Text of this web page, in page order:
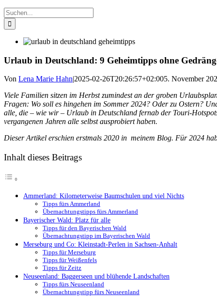
Suche
nach:
Urlaub in Deutschland: 9 Geheimtipps ohne
Von Lena Marie Hahn|2025-02-26T20:26:57+02:005. November
Viele Familien sitzen im Herbst zumindest an der groben
Fragen: Wo soll es hingehen im Sommer 2024? Oder zu Ostern?
alle, die – wie wir – Urlaub in Deutschland fernab der Touri-
vergangenen Jahren alle selbst ausprobiert haben.
Dieser Artikel erschien erstmals 2020 in meinem Blog. Für 2024
Inhalt dieses Beitrags
Ammerland: Kilometerweise Baumschulen und viel Nichts
Tipps fürs Ammerland
Übernachtungstipps fürs Ammerland
Bayerischer Wald: Platz für alle
Tipps für den Bayerischen Wald
Übernachtungstipp im Bayerischen Wald
Merseburg und Co: Kleinstadt-Perlen in Sachsen-Anhalt
Tipps für Merseburg
Tipps für Weißenfels
Tipps für Zeitz
Neuseenland: Baggerseen und blühende Landschaften
Tipps fürs Neuseenland
Übernachtungstipp fürs Neuseenland